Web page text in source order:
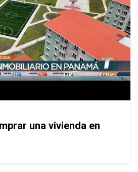
una vivienda en